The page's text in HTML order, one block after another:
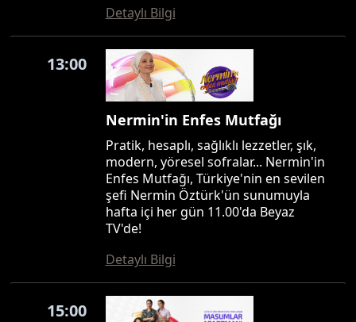
Detaylı Bilgi
13:00
Nermin'in Enfes Mutfağı
Pratik, hesaplı, sağlıklı lezzetler, şık,
modern, yöresel sofralar... Nermin'in
Enfes Mutfağı, Türkiye'nin en sevilen
şefi Nermin Öztürk'ün sunumuyla
hafta içi her gün 11.00'da Beyaz
TV'de!
Detaylı Bilgi
15:00